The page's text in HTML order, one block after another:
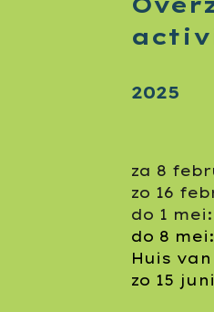
2025
za 8
zo 16
do 1 mei:
do 8 mei
Huis
zo 15